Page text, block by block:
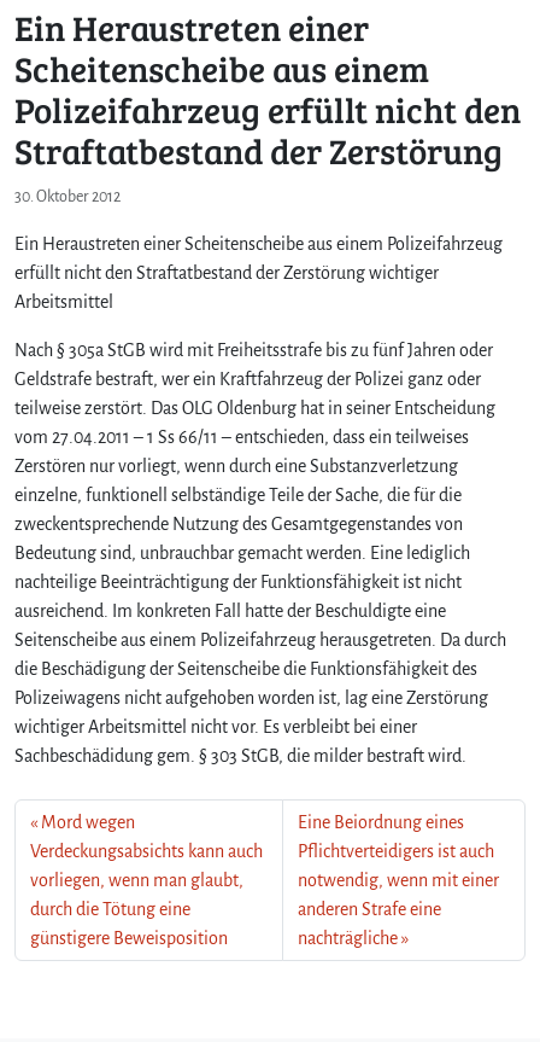
Ein Heraustreten einer
Scheitenscheibe aus einem
Polizeifahrzeug erfüllt nicht den
Straftatbestand der Zerstörung
30. Oktober 2012
Ein Heraustreten einer Scheitenscheibe aus einem Polizeifahrzeug
erfüllt nicht den Straftatbestand der Zerstörung wichtiger
Arbeitsmittel
Nach § 305a StGB wird mit Freiheitsstrafe bis zu fünf Jahren oder
Geldstrafe bestraft, wer ein Kraftfahrzeug der Polizei ganz oder
teilweise zerstört. Das OLG Oldenburg hat in seiner Entscheidung
vom 27.04.2011 – 1 Ss 66/11 – entschieden, dass ein teilweises
Zerstören nur vorliegt, wenn durch eine Substanzverletzung
einzelne, funktionell selbständige Teile der Sache, die für die
zweckentsprechende Nutzung des Gesamtgegenstandes von
Bedeutung sind, unbrauchbar gemacht werden. Eine lediglich
nachteilige Beeinträchtigung der Funktionsfähigkeit ist nicht
ausreichend. Im konkreten Fall hatte der Beschuldigte eine
Seitenscheibe aus einem Polizeifahrzeug herausgetreten. Da durch
die Beschädigung der Seitenscheibe die Funktionsfähigkeit des
Polizeiwagens nicht aufgehoben worden ist, lag eine Zerstörung
wichtiger Arbeitsmittel nicht vor. Es verbleibt bei einer
Sachbeschädidung gem. § 303 StGB, die milder bestraft wird.
Mord wegen
Verdeckungsabsichts kann auch
vorliegen, wenn man glaubt,
durch die Tötung eine
günstigere Beweisposition
Eine Beiordnung eines
Pflichtverteidigers ist auch
notwendig, wenn mit einer
anderen Strafe eine
nachträgliche